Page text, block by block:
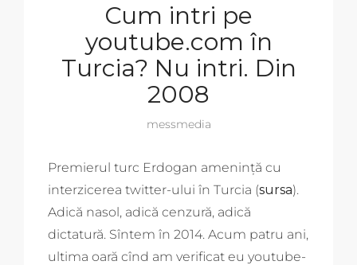
Cum intri pe
youtube.com în
Turcia? Nu intri. Din
2008
messmedia
Premierul turc Erdogan amenință cu
interzicerea twitter-ului în Turcia (sursa).
Adică nasol, adică cenzură, adică
dictatură. Sîntem în 2014. Acum patru ani,
ultima oară cînd am verificat eu youtube-